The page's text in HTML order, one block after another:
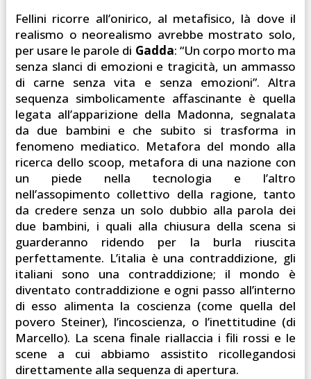
Fellini ricorre all’onirico, al metafisico, là dove il
realismo o neorealismo avrebbe mostrato solo,
per usare le parole di Gadda: “Un corpo morto ma
senza slanci di emozioni e tragicità, un ammasso
di carne senza vita e senza emozioni”. Altra
sequenza simbolicamente affascinante è quella
legata all’apparizione della Madonna, segnalata
da due bambini e che subito si trasforma in
fenomeno mediatico. Metafora del mondo alla
ricerca dello scoop, metafora di una nazione con
un piede nella tecnologia e l’altro
nell’assopimento collettivo della ragione, tanto
da credere senza un solo dubbio alla parola dei
due bambini, i quali alla chiusura della scena si
guarderanno ridendo per la burla riuscita
perfettamente. L’italia è una contraddizione, gli
italiani sono una contraddizione; il mondo è
diventato contraddizione e ogni passo all’interno
di esso alimenta la coscienza (come quella del
povero Steiner), l’incoscienza, o l’inettitudine (di
Marcello). La scena finale riallaccia i fili rossi e le
scene a cui abbiamo assistito ricollegandosi
direttamente alla sequenza di apertura.